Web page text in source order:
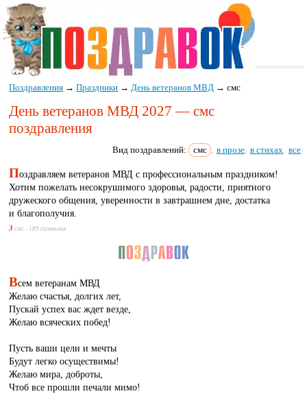
Поздравления →Праздники → День ветеранов МВД →смс
День ветеранов МВД 2027 — смс
поздравления
Вид поздравлений: смс , в прозе, в стихах, все
Поздравляем ветеранов МВД с профессиональным праздником!
Хотим пожелать несокрушимого здоровья, радости, приятного
дружеского общения, уверенности в завтрашнем дне, достатка
и благополучия.
3 смс - 189 символов
Всем ветеранам МВД
Желаю счастья, долгих лет,
Пускай успех вас ждет везде,
Желаю всяческих побед!
Пусть ваши цели и мечты
Будут легко осуществимы!
Желаю мира, доброты,
Чтоб все прошли печали мимо!